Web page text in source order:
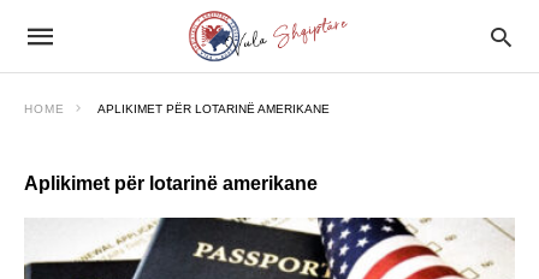
HOME APLIKIMET PËR LOTARINË AMERIKANE
Aplikimet për lotarinë amerikane